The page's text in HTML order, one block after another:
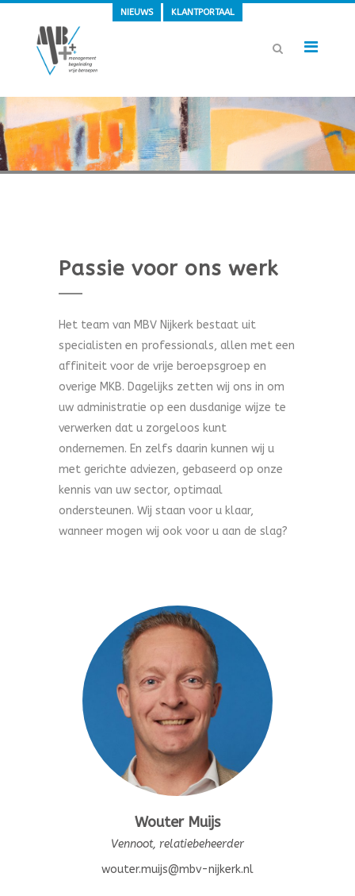
NIEUWS KLANTPORTAAL
Passie voor ons werk
Het team van MBV Nijkerk bestaat uit
specialisten en professionals, allen met een
affiniteit voor de vrije beroepsgroep en
overige MKB. Dagelijks zetten wij ons in om
uw administratie op een dusdanige wijze te
verwerken dat u zorgeloos kunt
ondernemen. En zelfs daarin kunnen wij u
met gerichte adviezen, gebaseerd op onze
kennis van uw sector, optimaal
ondersteunen. Wij staan voor u klaar,
wanneer mogen wij ook voor u aan de slag?
Wouter Muijs
Vennoot, relatiebeheerder
wouter.muijs@mbv-nijkerk.nl